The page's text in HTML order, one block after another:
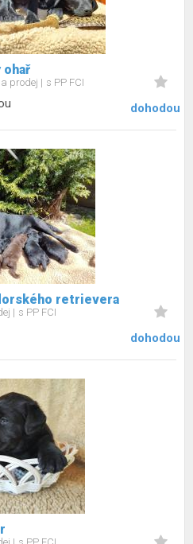
prodej s PP FCI
dohodou
retrievera
s PP FCI
dohodou